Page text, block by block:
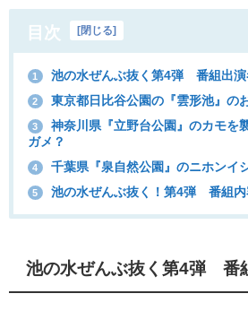
目次 閉じる
1 池の水ぜんぶ抜く第4弾 番組出演
2 東京都日比谷公園の『雲形池』の
3
神奈川県『立野台公園』のカモを
ガメ？
4 千葉県『泉自然公園』のニホンイ
5 池の水ぜんぶ抜く！第4弾 番組内
池の水ぜんぶ抜く第4弾 番